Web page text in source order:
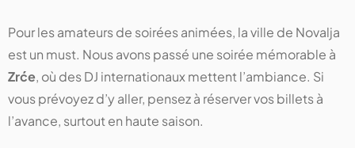
Pour les amateurs de soirées animées, la ville de Novalja
est un must. Nous avons passé une soirée mémorable à
Zrće, où des DJ internationaux mettent l’ambiance. Si
vous prévoyez d’y aller, pensez à réserver vos billets à
l’avance, surtout en haute saison.